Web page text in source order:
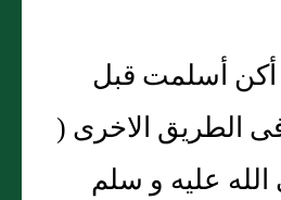
أكن أسلمت قبل
الطريق الاخرى (
عليه و سلم